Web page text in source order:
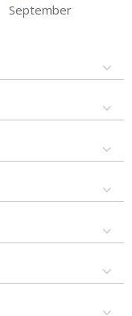
September